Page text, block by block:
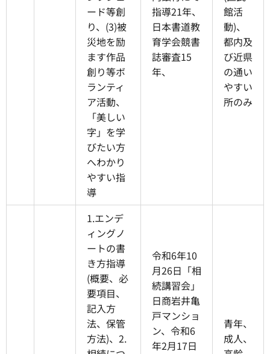
ード等創
り、(3)被
災地を励
ます作品
創り等ボ
ランティ
ア活動、
「美しい
字」を学
びたい方
へわかり
やすい指
導
指導21年、
日本書道教
育学会競書
誌審査15
年、
館活
動)、
都内及
び近県
の通い
やすい
所のみ
1.エンデ
ィングノ
ートの書
き方指導
(概要、必
要項目、
記入方
法、保管
方法)、2.
令和6年10
月26日「相
続講習会」
日商岩井亀
戸マンショ
ン、令和6
年2月17日
青年、
成人、